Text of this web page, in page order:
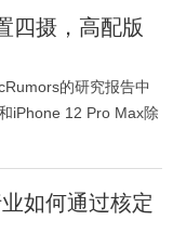
四摄，高配版
的研究报告中
iPhone 12 Pro Max除
如何通过核定